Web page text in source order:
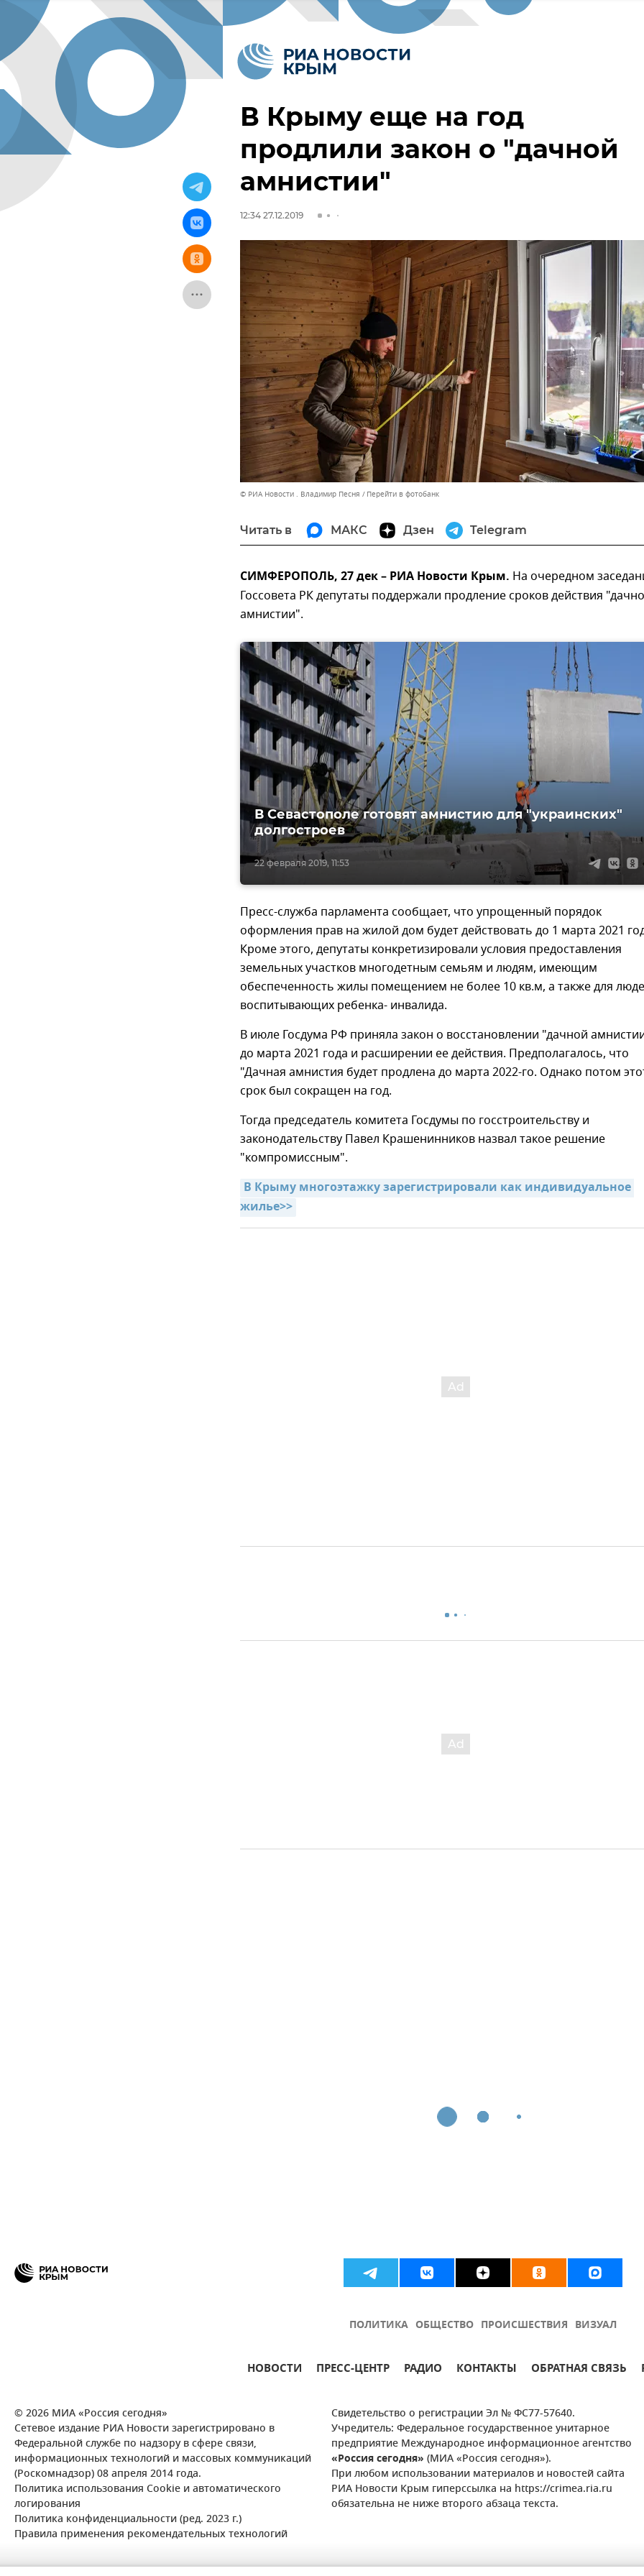
В Крыму еще на год
продлили закон о "дачной
амнистии"
12:34 27.12.2019
© РИА Новости . Владимир Песня Перейти в фотобанк
Читать в МАКС Дзен Telegram
СИМФЕРОПОЛЬ, 27 дек – РИА Новости Крым. На очередном
Госсовета РК депутаты поддержали продление сроков действия
амнистии".
22 февраля 2019, 11:53
В Севастополе готовят амнистию для "украинских"
долгостроев
Пресс-служба парламента сообщает, что упрощенный порядок
оформления прав на жилой дом будет действовать до 1 марта 2021
Кроме этого, депутаты конкретизировали условия предоставления
земельных участков многодетным семьям и людям, имеющим
обеспеченность жилы помещением не более 10 кв.м, а также для
воспитывающих ребенка- инвалида.
В июле Госдума РФ приняла закон о восстановлении "дачной
до марта 2021 года и расширении ее действия. Предполагалось, что
"Дачная амнистия будет продлена до марта 2022-го. Однако потом
срок был сокращен на год.
Тогда председатель комитета Госдумы по госстроительству и
законодательству Павел Крашенинников назвал такое решение
"компромиссным".
В Крыму многоэтажку зарегистрировали как индивидуальное
жилье>>
ПОЛИТИКА ОБЩЕСТВО ПРОИСШЕСТВИЯ ВИЗУАЛ
НОВОСТИ ПРЕСС-ЦЕНТР РАДИО КОНТАКТЫ ОБРАТНАЯ СВЯЗЬ
© 2026 МИА «Россия сегодня»
Сетевое издание РИА Новости зарегистрировано в
Федеральной службе по надзору в сфере связи,
информационных технологий и массовых коммуникаций
(Роскомнадзор) 08 апреля 2014 года.
Политика использования Cookie и автоматического
логирования
Политика конфиденциальности (ред. 2023 г.)
Правила применения рекомендательных технологий
Свидетельство о регистрации Эл № ФС77-57640.
Учредитель: Федеральное государственное унитарное
предприятие Международное информационное агентство
«Россия сегодня» (МИА «Россия сегодня»).
При любом использовании материалов и новостей сайта
РИА Новости Крым гиперссылка на https://crimea.ria.ru
обязательна не ниже второго абзаца текста.